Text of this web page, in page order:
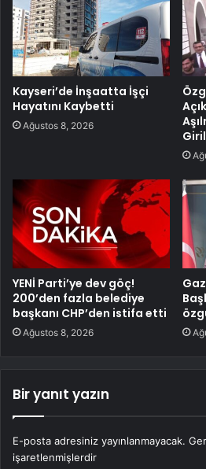
Kayseri’de İnşaatta İşçi
Hayatını Kaybetti
Ağustos 8, 2026
YENİ Parti’ye dev göç!
200’den fazla belediye
başkanı CHP’den istifa etti
Ağustos 8, 2026
Bir yanıt yazın
E-posta adresiniz yayınlanmayacak.
işaretlenmişlerdir